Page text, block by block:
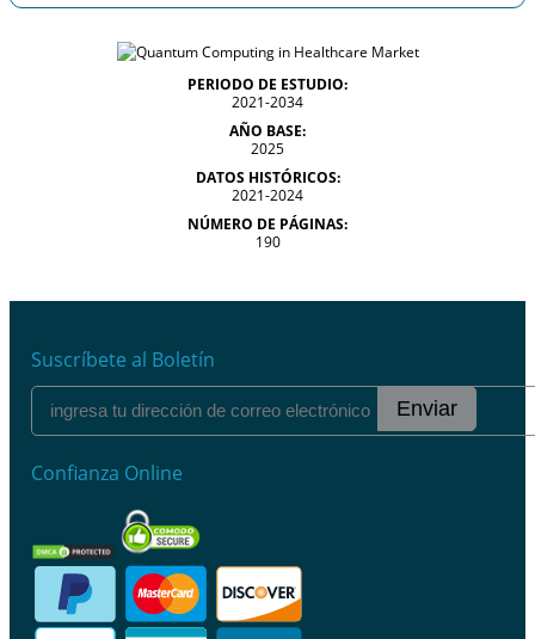
PERIODO DE ESTUDIO:
2021-2034
AÑO BASE:
2025
DATOS HISTÓRICOS:
2021-2024
NÚMERO DE PÁGINAS:
190
Suscríbete al Boletín
Enviar
Confianza Online